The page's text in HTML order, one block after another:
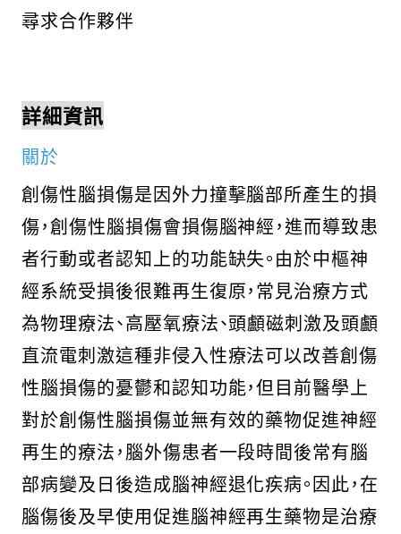
尋求合作夥伴
詳細資訊
關於
創傷性腦損傷是因外力撞擊腦部所產生的損
傷，創傷性腦損傷會損傷腦神經，進而導致患
者行動或者認知上的功能缺失。由於中樞神
經系統受損後很難再生復原，常見治療方式
為物理療法、高壓氧療法、頭顱磁刺激及頭顱
直流電刺激這種非侵入性療法可以改善創傷
性腦損傷的憂鬱和認知功能，但目前醫學上
對於創傷性腦損傷並無有效的藥物促進神經
再生的療法，腦外傷患者一段時間後常有腦
部病變及日後造成腦神經退化疾病。因此，在
腦傷後及早使用促進腦神經再生藥物是治療